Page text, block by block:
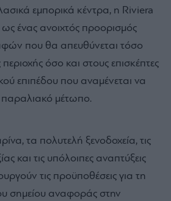
εμπορικά κέντρα, η Riviera
ως ένας ανοιχτός προορισμός
που θα απευθύνεται τόσο
όσο και στους επισκέπτες
επιπέδου που αναμένεται να
παραλιακό μέτωπο.
τα πολυτελή ξενοδοχεία, τις
και τις υπόλοιπες αναπτύξεις
τις προϋποθέσεις για τη
σημείου αναφοράς στην